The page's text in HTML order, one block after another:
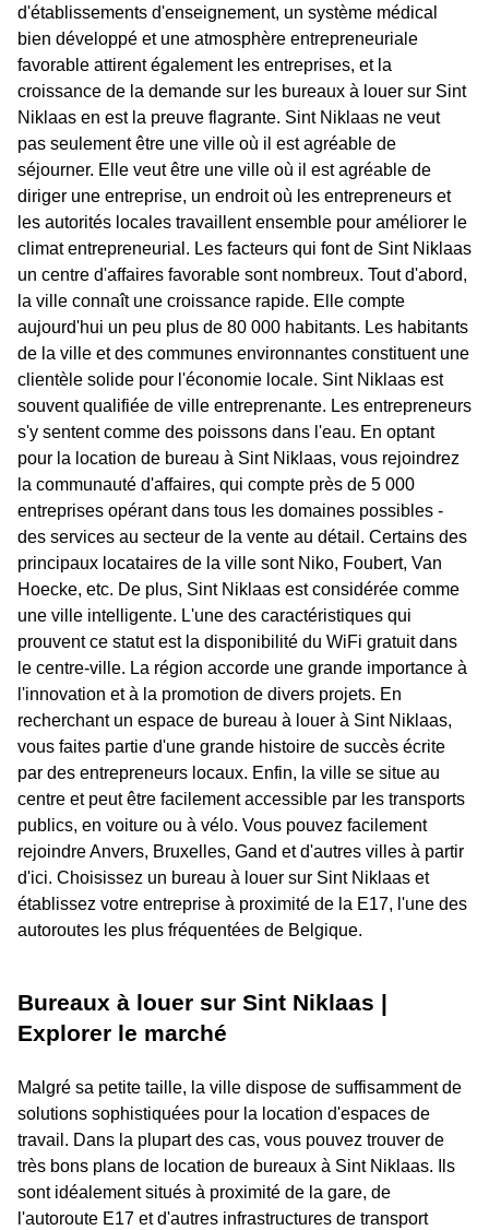
d'établissements d'enseignement, un système médical
bien développé et une atmosphère entrepreneuriale
favorable attirent également les entreprises, et la
croissance de la demande sur les bureaux à louer sur Sint
Niklaas en est la preuve flagrante. Sint Niklaas ne veut
pas seulement être une ville où il est agréable de
séjourner. Elle veut être une ville où il est agréable de
diriger une entreprise, un endroit où les entrepreneurs et
les autorités locales travaillent ensemble pour améliorer le
climat entrepreneurial. Les facteurs qui font de Sint Niklaas
un centre d'affaires favorable sont nombreux. Tout d'abord,
la ville connaît une croissance rapide. Elle compte
aujourd'hui un peu plus de 80 000 habitants. Les habitants
de la ville et des communes environnantes constituent une
clientèle solide pour l'économie locale. Sint Niklaas est
souvent qualifiée de ville entreprenante. Les entrepreneurs
s'y sentent comme des poissons dans l'eau. En optant
pour la location de bureau à Sint Niklaas, vous rejoindrez
la communauté d'affaires, qui compte près de 5 000
entreprises opérant dans tous les domaines possibles -
des services au secteur de la vente au détail. Certains des
principaux locataires de la ville sont Niko, Foubert, Van
Hoecke, etc. De plus, Sint Niklaas est considérée comme
une ville intelligente. L'une des caractéristiques qui
prouvent ce statut est la disponibilité du WiFi gratuit dans
le centre-ville. La région accorde une grande importance à
l'innovation et à la promotion de divers projets. En
recherchant un espace de bureau à louer à Sint Niklaas,
vous faites partie d'une grande histoire de succès écrite
par des entrepreneurs locaux. Enfin, la ville se situe au
centre et peut être facilement accessible par les transports
publics, en voiture ou à vélo. Vous pouvez facilement
rejoindre Anvers, Bruxelles, Gand et d'autres villes à partir
d'ici. Choisissez un bureau à louer sur Sint Niklaas et
établissez votre entreprise à proximité de la E17, l'une des
autoroutes les plus fréquentées de Belgique.
Bureaux à louer sur Sint Niklaas |
Explorer le marché
Malgré sa petite taille, la ville dispose de suffisamment de
solutions sophistiquées pour la location d'espaces de
travail. Dans la plupart des cas, vous pouvez trouver de
très bons plans de location de bureaux à Sint Niklaas. Ils
sont idéalement situés à proximité de la gare, de
l'autoroute E17 et d'autres infrastructures de transport